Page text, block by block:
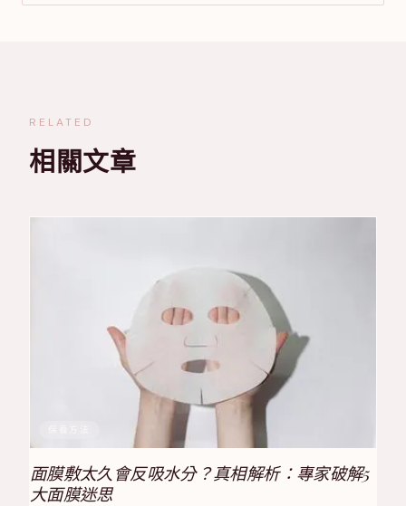
RELATED
相關文章
面膜敷太久會反吸水分？真相解析：專家破解5
大面膜迷思